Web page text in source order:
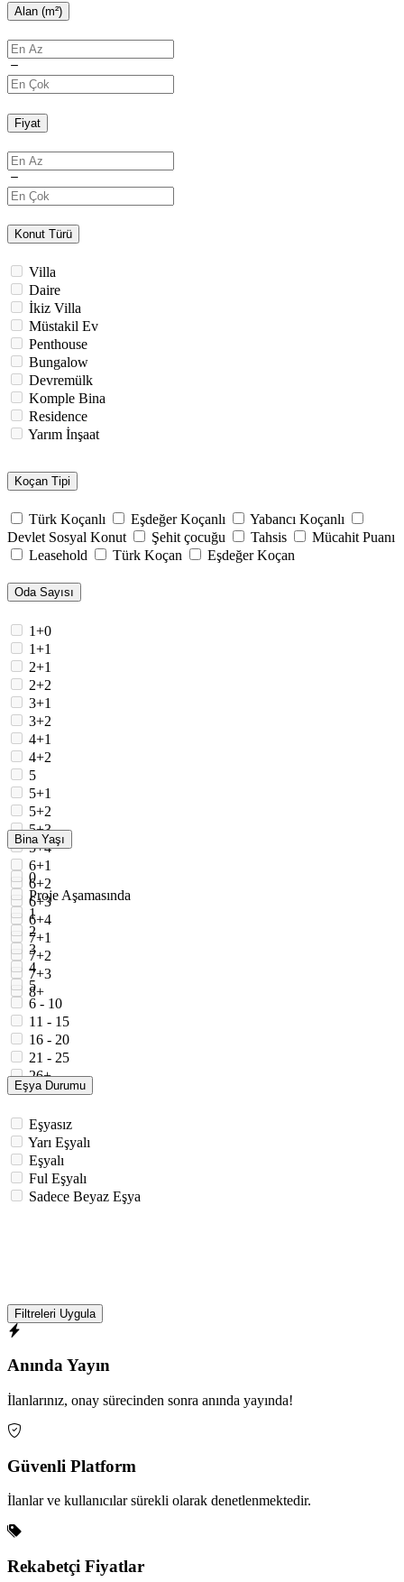
Alan (m²)
Fiyat
Konut Türü
Villa
Daire
İkiz Villa
Müstakil Ev
Penthouse
Bungalow
Devremülk
Komple Bina
Residence
Yarım İnşaat
Koçan Tipi
Türk Koçanlı Eşdeğer Koçanlı
Yabancı Koçanlı
Devlet Sosyal Konut
Şehit çocuğu Tahsis
Mücahit Puanı
Leasehold
Türk Koçan Eşdeğer Koçan
Oda Sayısı
1+0
1+1
2+1
2+2
3+1
3+2
4+1
4+2
5
5+1
5+2
5+3
5+4
6+1
6+2
6+3
6+4
7+1
7+2
7+3
8+
Bina Yaşı
0
Proje Aşamasında
1
2
3
4
5
6 - 10
11 - 15
16 - 20
21 - 25
26+
Eşya Durumu
Eşyasız
Yarı Eşyalı
Eşyalı
Ful Eşyalı
Sadece Beyaz Eşya
Filtreleri Uygula
Anında Yayın
İlanlarınız, onay sürecinden sonra anında yayında!
Güvenli Platform
İlanlar ve kullanıcılar sürekli olarak denetlenmektedir.
Rekabetçi Fiyatlar